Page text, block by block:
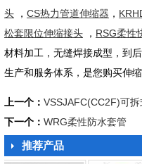
头 ， CS热力管道伸缩器 ，
松套限位伸缩接头 ， RSG柔性
材料加工，无缝焊接成型，到
生产和服务体系，是您购买伸
上一个： VSSJAFC(CC2F)可
下一个： WRG柔性防水套管
推荐产品